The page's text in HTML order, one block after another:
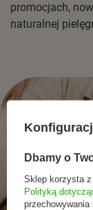
promocjach,
naturalnej
Dbamy o
Sklep korzysta z
Polityką
przechowywania